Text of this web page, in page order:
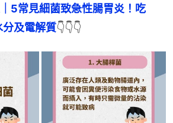
5常見細菌致急性腸胃炎！吃
分及電解質👇👇👇